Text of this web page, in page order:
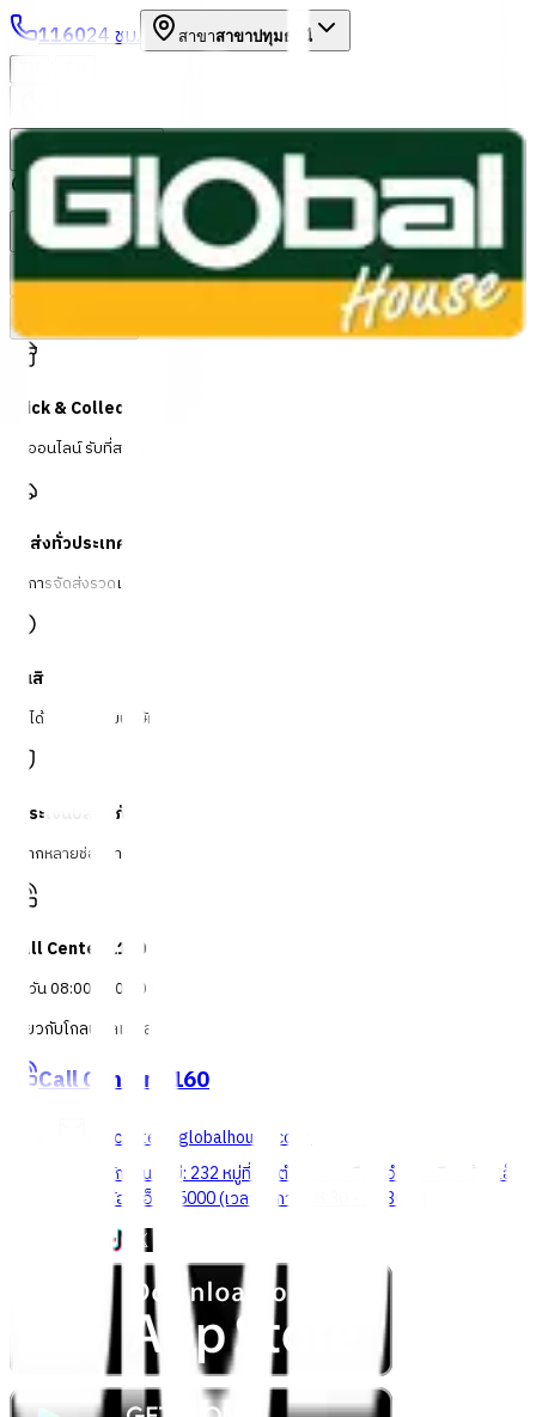
116024 ชม. สาขาสาขาปทุมธานี
หมวดหมู่สินค้า
ค้นหา
บัญชีของฉัน ตะกร้าสินค้า
Previous slide
Click & Collect
สั่งออนไลน์ รับที่สาขา
จัดส่งทั่วประเทศ
บริการจัดส่งรวดเร็ว
คืนสินค้าง่าย
คืนได้ตามเงื่อนไขบริษัท
ชำระเงินปลอดภัย
หลากหลายช่องทาง
Call Center 1160
ทุกวัน 08:00 - 20:00 น.
เกี่ยวกับโกลบอลเฮ้าส์
Call Center 1160
callcenter@globalhouse.co.th
สำนักงานใหญ่: 232 หมู่ที่ 19 ตำบลรอบเมือง อำเภอเมืองร้อยเอ็ด
จังหวัดร้อยเอ็ด 45000 (เวลาทำการ 08:30 - 17:30 น.)